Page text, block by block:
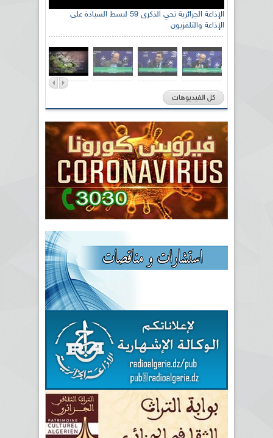
الإذاعة الجزائرية تحي الذكرى 59 لبسط السيادة على
الإذاعة والتلفزيون
كل الفيديوهات